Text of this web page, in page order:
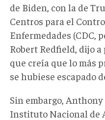
de Biden, con la de
Centros para el
Enfermedades (CDC,
Robert Redfield, dijo
que creía que lo más
se hubiese escapado
Sin embargo,
Instituto Nacional de